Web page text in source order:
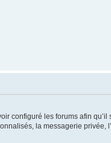
configuré les forums afin
la messagerie privée,